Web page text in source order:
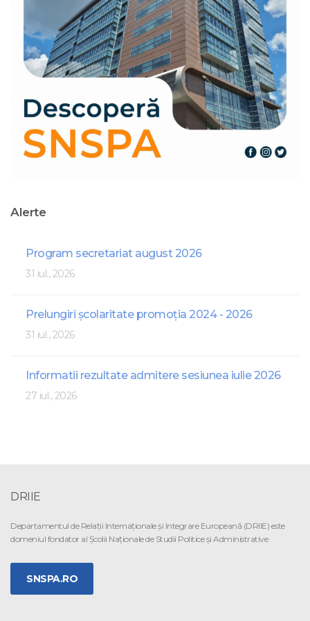
Alerte
Program secretariat august 2026
31 iul., 2026
Prelungiri școlaritate promoția 2024 - 2026
31 iul., 2026
Informatii rezultate admitere sesiunea iulie 2026
27 iul., 2026
DRIIE
Departamentul de Relaţii Internaţionale şi Integrare Europeană (DRIIE) este
domeniul fondator al Şcolii Naţionale de Studii Politice şi Administrative
SNSPA.RO